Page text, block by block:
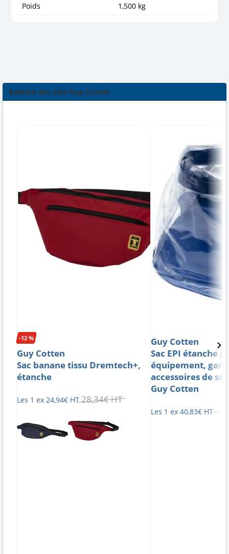
Poids
1,500 kg
Gamme des sacs Guy Cotten
-12 %
Guy Cotten
Sac banane tissu Dremtech+,
étanche
Les 1 ex 24,94€ HT 28,34€HT
Guy Cotten
Sac EPI étanche
équipement,
accessoires de
Guy Cotten
Les 1 ex 40,83€ HT